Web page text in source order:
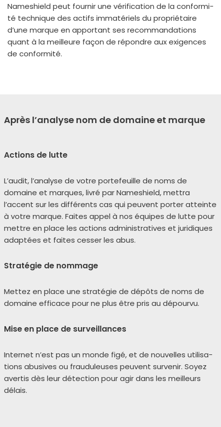
Nameshield peut four­nir une véri­fi­ca­tion de la confor­mi­
té tech­nique des actifs imma­té­riels du pro­prié­taire
d’une marque en appor­tant ses recom­man­da­tions
quant à la meilleure façon de répondre aux exi­gences
de confor­mi­té.
Après l’analyse nom de domaine et marque
Actions de lutte
L’audit, l’a­na­lyse de votre por­te­feuille de noms de
domaine et marques, livré par Nameshield, met­tra
l’accent sur les dif­fé­rents cas qui peuvent por­ter atteinte
à votre marque. Faites appel à nos équipes de lutte pour
mettre en place les actions admi­nis­tra­tives et juri­diques
adap­tées et faites ces­ser les abus.
Stratégie de nommage
Mettez en place une stra­té­gie de dépôts de noms de
domaine effi­cace pour ne plus être pris au dépour­vu.
Mise en place de surveillances
Internet n’est pas un monde figé, et de nou­velles uti­li­sa­
tions abu­sives ou frau­du­leuses peuvent sur­ve­nir. Soyez
aver­tis dès leur détec­tion pour agir dans les meilleurs
délais.